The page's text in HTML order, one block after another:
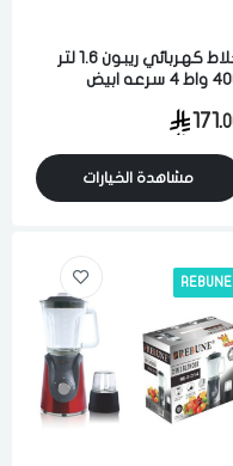
خلاط كهربائي ريبون 1.6 لتر
4 سرعه ابيض
171.
مشاهدة الخيارات
REBUNE